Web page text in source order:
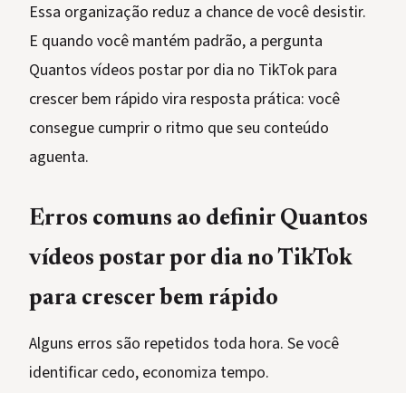
Essa organização reduz a chance de você desistir.
E quando você mantém padrão, a pergunta
Quantos vídeos postar por dia no TikTok para
crescer bem rápido vira resposta prática: você
consegue cumprir o ritmo que seu conteúdo
aguenta.
Erros comuns ao definir Quantos
vídeos postar por dia no TikTok
para crescer bem rápido
Alguns erros são repetidos toda hora. Se você
identificar cedo, economiza tempo.